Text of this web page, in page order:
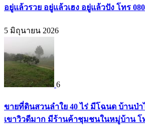
อยู่แล้วรวย อยู่แล้วเฮง อยู่แล้วปัง โทร
5 มิถุนายน 2026
6
ขายที่ดินสวนลำใย 40 ไร่ มีโฉนด บ้านป่า
เขาวิวดีมาก มีร้านค้าชุมชนในหมู่บ้าน โท